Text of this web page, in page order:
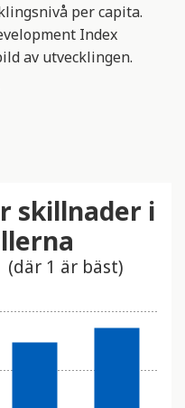
per capita.
Index
av utvecklingen.
skillnader i
(där 1 är bäst)